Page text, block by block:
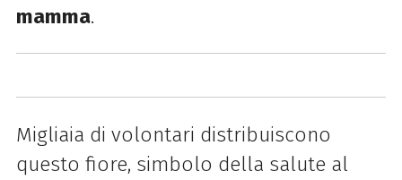
mamma.
Migliaia di volontari distribuiscono
questo fiore, simbolo della salute al